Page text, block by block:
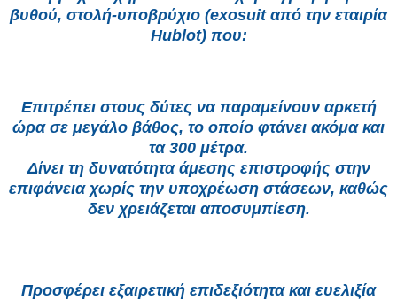
βυθού, στολή-υποβρύχιο (exosuit από την εταιρία
Hublot) που:
Επιτρέπει στους δύτες να παραμείνουν αρκετή
ώρα σε μεγάλο βάθος, το οποίο φτάνει ακόμα και
τα 300 μέτρα.
Δίνει τη δυνατότητα άμεσης επιστροφής στην
επιφάνεια χωρίς την υποχρέωση στάσεων, καθώς
δεν χρειάζεται αποσυμπίεση.
Προσφέρει εξαιρετική επιδεξιότητα και ευελιξία